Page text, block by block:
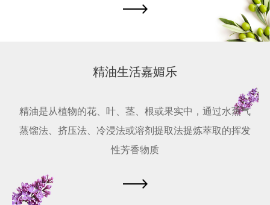
精油生活嘉媚乐
精油是从植物的花、叶、茎、根或果实中，通过水蒸气
蒸馏法、挤压法、冷浸法或溶剂提取法提炼萃取的挥发
性芳香物质